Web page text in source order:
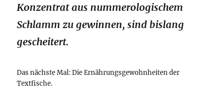
Konzentrat aus nummerologischem
Schlamm zu gewinnen, sind bislang
gescheitert.
Das nächste Mal: Die Ernährungsgewohnheiten der
Textfische.